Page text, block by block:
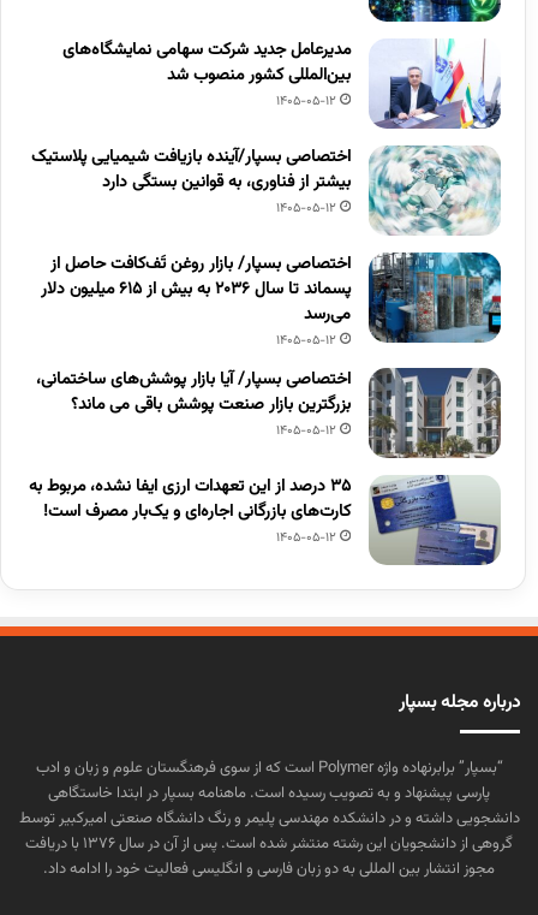
مدیرعامل جدید شرکت سهامی نمایشگاه‌های
بین‌المللی کشور منصوب شد
1405-05-12
اختصاصی بسپار/آینده بازیافت شیمیایی پلاستیک
بیشتر از فناوری، به قوانین بستگی دارد
1405-05-12
اختصاصی بسپار/ بازار روغن تَف‌کافت حاصل از
پسماند تا سال ۲۰۳۶ به بیش از ۶۱۵ میلیون دلار
می‌رسد
1405-05-12
اختصاصی بسپار/ آیا بازار پوشش‌های ساختمانی،
بزرگترین بازار صنعت پوشش باقی می ماند؟
1405-05-12
۳۵ درصد از این تعهدات ارزی ایفا نشده، مربوط به
کارت‌های بازرگانی اجاره‌ای و یک‌بار مصرف است!
1405-05-12
درباره مجله بسپار
“بسپار” برابرنهاده واژه Polymer است که از سوی فرهنگستان علوم و زبان و ادب
پارسی پیشنهاد و به تصویب رسیده است. ماهنامه بسپار در ابتدا خاستگاهی
دانشجویی داشته و در دانشکده مهندسی پلیمر و رنگ دانشگاه صنعتی امیرکبیر توسط
گروهی از دانشجویان این رشته منتشر شده است. پس از آن در سال ۱۳۷۶ با دریافت
مجوز انتشار بین المللی به دو زبان فارسی و انگلیسی فعالیت خود را ادامه داد.